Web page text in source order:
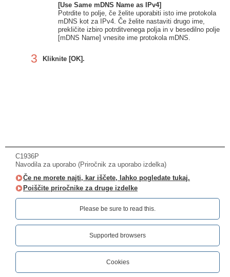
[Use Same mDNS Name as IPv4]
Potrdite to polje, če želite uporabiti isto ime protokola
mDNS kot za IPv4. Če želite nastaviti drugo ime,
prekličite izbiro potrditvenega polja in v besedilno polje
[mDNS Name] vnesite ime protokola mDNS.
3 Kliknite [OK].
C1936P
Navodila za uporabo (Priročnik za uporabo izdelka)
Če ne morete najti, kar iščete, lahko pogledate tukaj.
Poiščite priročnike za druge izdelke
Please be sure to read this.‎
Supported browsers
Cookies